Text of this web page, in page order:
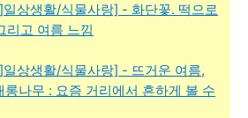
상생활/식물사랑] - 화단꽃. 떡으로
리고 여름 느낌
상생활/식물사랑] - 뜨거운 여름,
나무 : 요즘 거리에서 흔하게 볼 수